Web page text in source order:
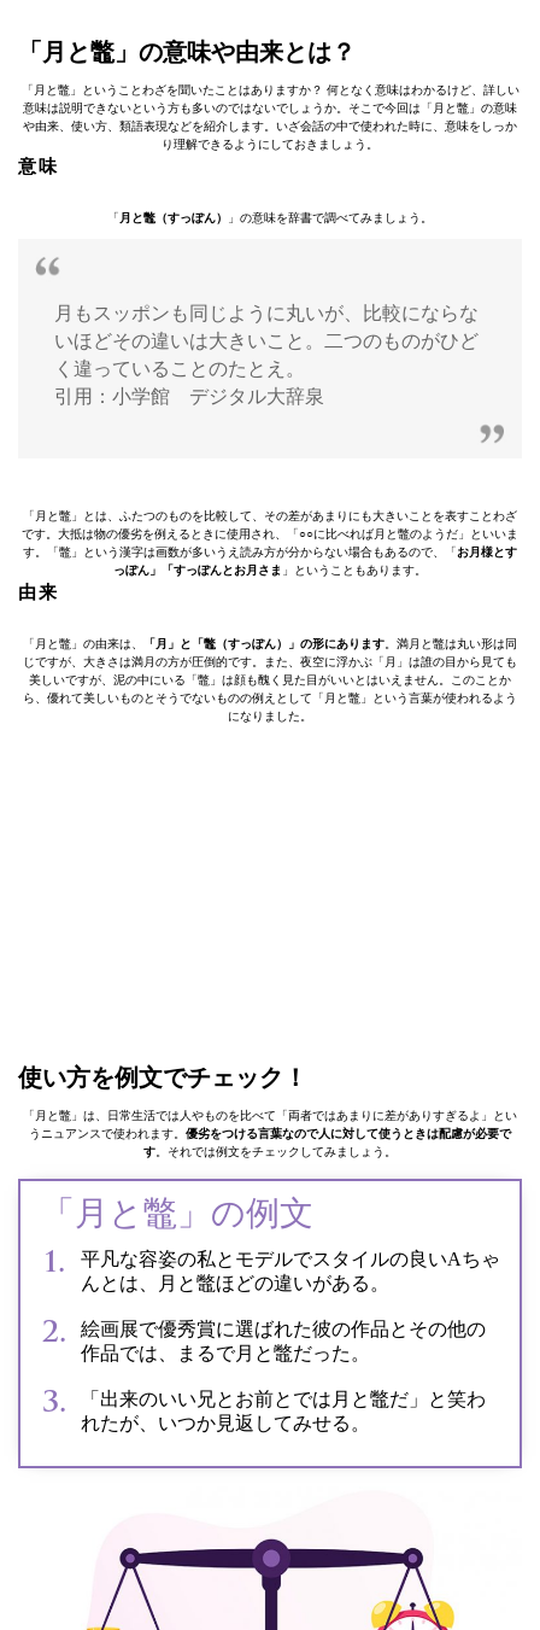
「月と鼈」の意味や由来とは？
「月と鼈」ということわざを聞いたことはありますか？ 何となく意味はわかるけど、詳しい
意味は説明できないという方も多いのではないでしょうか。そこで今回は「月と鼈」の意味
や由来、使い方、類語表現などを紹介します。いざ会話の中で使われた時に、意味をしっか
り理解できるようにしておきましょう。
意味
「 月と鼈（すっぽん） 」の意味を辞書で調べてみましょう。
月もスッポンも同じように丸いが、比較にならな
いほどその違いは大きいこと。二つのものがひど
く違っていることのたとえ。
引用：小学館 デジタル大辞泉
「月と鼈」とは、ふたつのものを比較して、その差があまりにも大きいことを表すことわざ
です。大抵は物の優劣を例えるときに使用され、「○○に比べれば月と鼈のようだ」といいま
す。「鼈」という漢字は画数が多いうえ読み方が分からない場合もあるので、「お月様とす
っぽん」「すっぽんとお月さま 」ということもあります。
由来
「月と鼈」の由来は、 「月」と「鼈（すっぽん）」の形にあります 。満月と鼈は丸い形は同
じですが、大きさは満月の方が圧倒的です。また、夜空に浮かぶ「月」は誰の目から見ても
美しいですが、泥の中にいる「鼈」は顔も醜く見た目がいいとはいえません。このことか
ら、優れて美しいものとそうでないものの例えとして「月と鼈」という言葉が使われるよう
になりました。
使い方を例文でチェック！
「月と鼈」は、日常生活では人やものを比べて「両者ではあまりに差がありすぎるよ」とい
うニュアンスで使われます。 優劣をつける言葉なので人に対して使うときは配慮が必要で
す 。それでは例文をチェックしてみましょう。
「月と鼈」の例文
平凡な容姿の私とモデルでスタイルの良いAちゃ
んとは、月と鼈ほどの違いがある。
絵画展で優秀賞に選ばれた彼の作品とその他の
作品では、まるで月と鼈だった。
「出来のいい兄とお前とでは月と鼈だ」と笑わ
れたが、いつか見返してみせる。